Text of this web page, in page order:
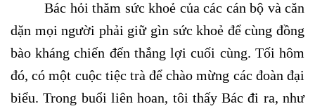
Bác hỏi thăm sức khoẻ của các cán bộ và căn
dặn mọi người phải giữ gìn sức khoẻ để cùng đồng
bào kháng chiến đến thắng lợi cuối cùng. Tối hôm
đó, có một cuộc tiệc trà để chào mừng các đoàn đại
biểu. Trong buổi liên hoan, tôi thấy Bác đi ra, như